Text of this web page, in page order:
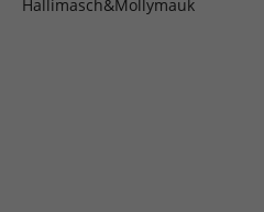
Hallimasch&Mollymauk